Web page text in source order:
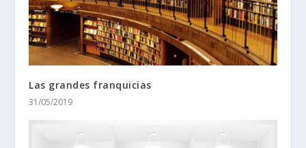
Las grandes franquicias
31/05/2019